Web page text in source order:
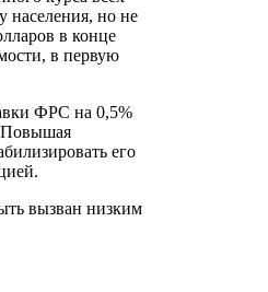
населения, но не
в конце
в первую
ФРС на 0,5%
Повышая
его
вызван низким